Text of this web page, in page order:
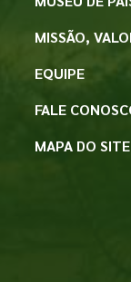
MISSÃO,
EQUIPE
FALE
MAPA DO SITE